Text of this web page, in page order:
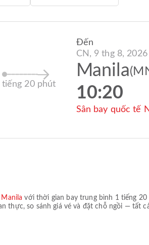
tiếng 20 phút
Đến
CN, 9 thg 8, 2026
Manila
10:20
Sân bay quốc tế
Manila với thời gian bay trung bình 1 tiếng
thực, so sánh giá vé và đặt chỗ ngồi — tất